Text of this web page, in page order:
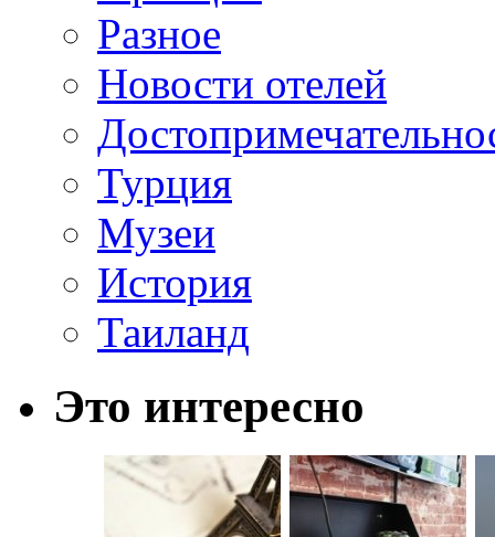
Разное
Новости отелей
Турция
Музеи
История
Таиланд
Это интересно